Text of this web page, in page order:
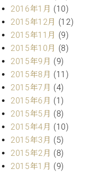
マ
ー
サ
ー
ビ
ス
(
調
律
)
ア
フ
タ
ー
サ
2016年1月 (10)
2015年12月 (12)
2015年11月 (9)
2015年10月 (8)
2015年9月 (9)
2015年8月 (11)
2015年7月 (4)
2015年6月 (1)
2015年5月 (8)
2015年4月 (10)
2015年3月 (5)
2015年2月 (8)
2015年1月 (9)